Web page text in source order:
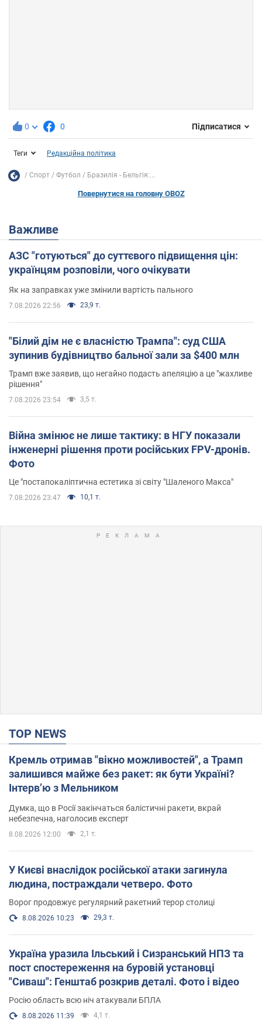
0 0 Підписатися
Теги Редакційна політика
Спорт Футбол Бразилія - ​​Бельгія:...
Повернутися на головну OBOZ
Важливе
АЗС "готуються" до суттєвого підвищення цін:
українцям розповіли, чого очікувати
Як на заправках уже змінили вартість пального
7.08.2026 22:56 23,9 т.
"Білий дім не є власністю Трампа": суд США
зупинив будівництво бальної зали за $400 млн
Трамп вже заявив, що негайно подасть апеляцію а це "жахливе
рішення"
7.08.2026 23:54 3,5 т.
Війна змінює не лише тактику: в НГУ показали
інженерні рішення проти російських FPV-дронів.
Фото
Це "постапокаліптична естетика зі світу "Шаленого Макса"
7.08.2026 23:47 10,1 т.
TOP NEWS
Кремль отримав "вікно можливостей", а Трамп
залишився майже без ракет: як бути Україні?
Інтерв’ю з Мельником
Думка, що в Росії закінчаться балістичні ракети, вкрай
небезпечна, наголосив експерт
8.08.2026 12:00 2,1 т.
У Києві внаслідок російської атаки загинула
людина, постраждали четверо. Фото
Ворог продовжує регулярний ракетний терор столиці
8.08.2026 10:23 29,3 т.
Україна уразила Ільський і Сизранський НПЗ та
пост спостереження на буровій установці
"Сиваш": Генштаб розкрив деталі. Фото і відео
Росію область всю ніч атакували БПЛА
8.08.2026 11:39 4,1 т.